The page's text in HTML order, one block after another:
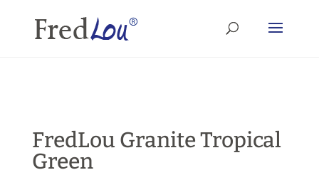
FredLou Granite Tropical
Green